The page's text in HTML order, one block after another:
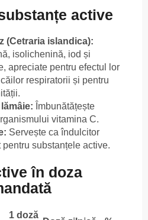
active
(Cetraria islandica):
isolichenină, iod și
apreciate pentru efectul lor
respiratorii și pentru
Îmbunătățește
vitamina C.
Servește ca îndulcitor
pentru substanțele active.
în doza
1 doză